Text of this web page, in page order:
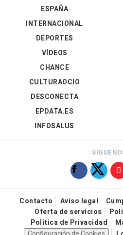
ESPAÑA
INTERNACIONAL
DEPORTES
VÍDEOS
CHANCE
CULTURAOCIO
DESCONECTA
EPDATA.ES
INFOSALUS
Contacto Aviso legal
Oferta de servicios
Política de Privacidad